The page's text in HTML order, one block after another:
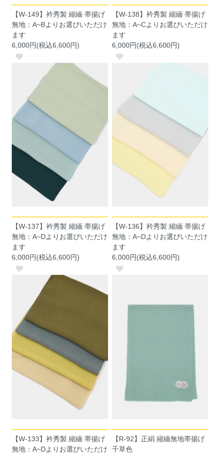
【W-149】衿秀製 縮緬 帯揚げ
無地：A~Bよりお選びいただけ
ます
6,000円(税込6,600円)
【W-138】衿秀製 縮緬 帯揚げ
無地：A~Cよりお選びいただけ
ます
6,000円(税込6,600円)
【W-137】衿秀製 縮緬 帯揚げ
無地：A~Dよりお選びいただけ
ます
6,000円(税込6,600円)
【W-136】衿秀製 縮緬 帯揚げ
無地：A~Dよりお選びいただけ
ます
6,000円(税込6,600円)
【W-133】衿秀製 縮緬 帯揚げ
無地：A~Dよりお選びいただけ
【R-92】正絹 縮緬無地帯揚げ
千草色